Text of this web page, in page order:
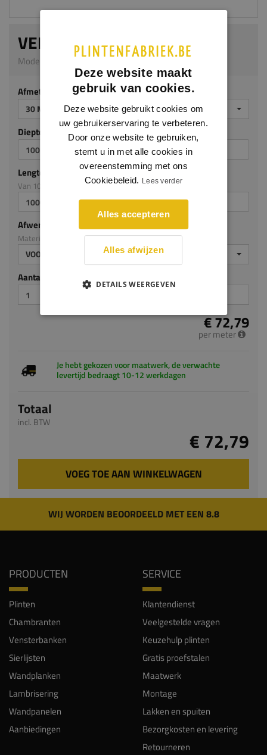
VENSTERBANK KRATOS
Model 5014 | 30 mm dik | MDF v313
Afmeting
30 MM DIK
Diepte mm (milimeters)
Lengte mm (milimeters)
Van 100mm tot en met 3050mm
Afwerking
Materiaal: MDF v313
VOORGELAKT
Aantal stuks
€ 72,79
per meter
Je hebt gekozen voor maatwerk, de verwachte
levertijd bedraagt 10-12 werkdagen
Totaal
incl. BTW
€ 72,79
VOEG TOE AAN WINKELWAGEN
WIJ WORDEN BEOORDEELD MET EEN 8.8
PRODUCTEN
Plinten
Chambranten
Vensterbanken
Sierlijsten
Wandplanken
Lambrisering
Wandpanelen
Aanbiedingen
SERVICE
Klantendienst
Veelgestelde vragen
Keuzehulp plinten
Gratis proefstalen
Maatwerk
Montage
Lakken en spuiten
Bezorgkosten en levering
Retourneren
Deze website maakt
gebruik van cookies.
Deze website gebruikt cookies om
uw gebruikerservaring te verbeteren.
Door onze website te gebruiken,
stemt u in met alle cookies in
overeenstemming met ons
Cookiebeleid. Lees verder
Alles accepteren
Alles afwijzen
DETAILS WEERGEVEN